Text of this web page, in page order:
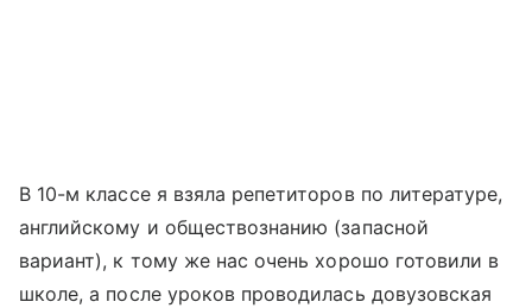
В 10-м классе я взяла репетиторов по литературе,
английскому и обществознанию (запасной
вариант), к тому же нас очень хорошо готовили в
школе, а после уроков проводилась довузовская